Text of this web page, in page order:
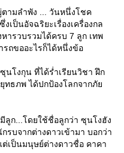
ามลำพัง ... วันหนึ่งโชค
เป็นอัจฉริยะเรื่องเครื่องกล
ารวบรวมได้ครบ 7 ลูก เทพ
รถขออะไรก็ได้หนึ่งข้อ
นโงกุน ที่ได้ร่ำเรียนวิชา ฝึก
ยุทธภพ ได้ปกป้องโลกจากภั
ก...โดยใช้ชื่อลูกว่า ซุนโงฮัง
รบจากต่างดาวเข้ามา บอกว่า
เป็นมนุษย์ต่างดาวชื่อ คาคา